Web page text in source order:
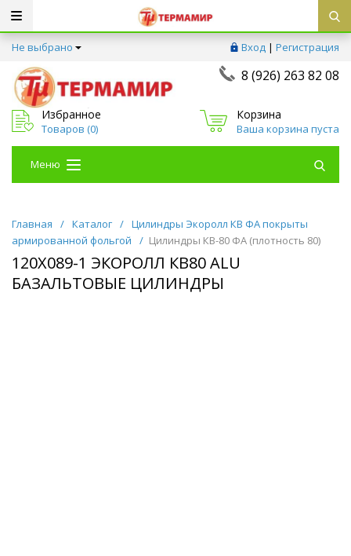
Не выбрано Вход | Регистрация
8 (926) 263 82 08
Избранное
Товаров (0)
Корзина
Ваша корзина пуста
Меню
Главная / Каталог / Цилиндры Экоролл КВ ФА покрыты
армированной фольгой
/ Цилиндры КВ-80 ФА (плотность 80)
120Х089-1 ЭКОРОЛЛ КВ80 ALU
БАЗАЛЬТОВЫЕ ЦИЛИНДРЫ